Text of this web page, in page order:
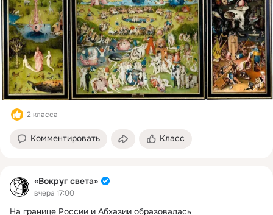
2 класса
Комментировать Класс
«Вокруг света»
вчера 17:00
На границе России и Абхазии образовалась